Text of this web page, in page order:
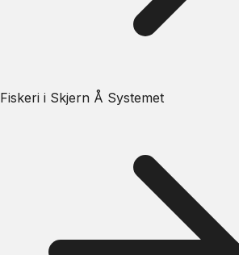
Fiskeri i Skjern Å Systemet